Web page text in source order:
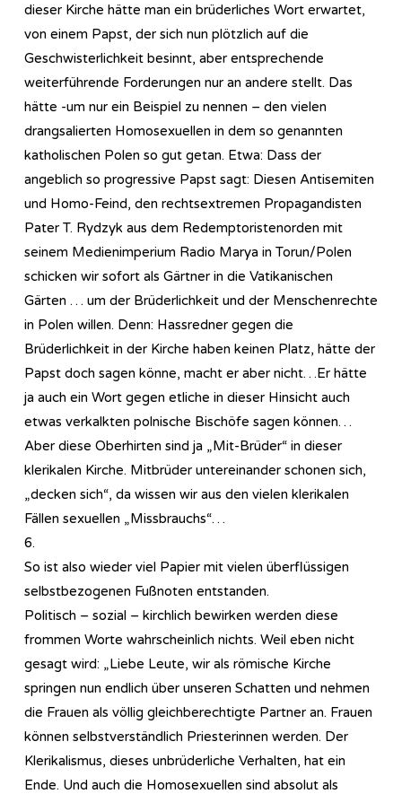
dieser Kirche hätte man ein brüderliches Wort erwartet,
von einem Papst, der sich nun plötzlich auf die
Geschwisterlichkeit besinnt, aber entsprechende
weiterführende Forderungen nur an andere stellt. Das
hätte -um nur ein Beispiel zu nennen – den vielen
drangsalierten Homosexuellen in dem so genannten
katholischen Polen so gut getan. Etwa: Dass der
angeblich so progressive Papst sagt: Diesen Antisemiten
und Homo-Feind, den rechtsextremen Propagandisten
Pater T. Rydzyk aus dem Redemptoristenorden mit
seinem Medienimperium Radio Marya in Torun/Polen
schicken wir sofort als Gärtner in die Vatikanischen
Gärten … um der Brüderlichkeit und der Menschenrechte
in Polen willen. Denn: Hassredner gegen die
Brüderlichkeit in der Kirche haben keinen Platz, hätte der
Papst doch sagen könne, macht er aber nicht…Er hätte
ja auch ein Wort gegen etliche in dieser Hinsicht auch
etwas verkalkten polnische Bischöfe sagen können…
Aber diese Oberhirten sind ja „Mit-Brüder“ in dieser
klerikalen Kirche. Mitbrüder untereinander schonen sich,
„decken sich“, da wissen wir aus den vielen klerikalen
Fällen sexuellen „Missbrauchs“…
6.
So ist also wieder viel Papier mit vielen überflüssigen
selbstbezogenen Fußnoten entstanden.
Politisch – sozial – kirchlich bewirken werden diese
frommen Worte wahrscheinlich nichts. Weil eben nicht
gesagt wird: „Liebe Leute, wir als römische Kirche
springen nun endlich über unseren Schatten und nehmen
die Frauen als völlig gleichberechtigte Partner an. Frauen
können selbstverständlich Priesterinnen werden. Der
Klerikalismus, dieses unbrüderliche Verhalten, hat ein
Ende. Und auch die Homosexuellen sind absolut als